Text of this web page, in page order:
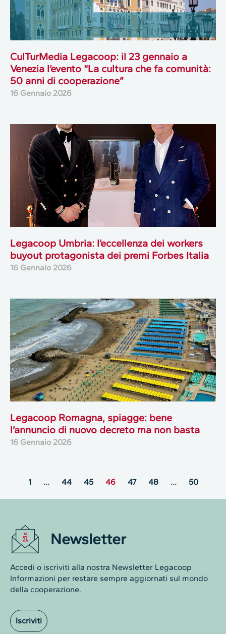
CulTurMedia Legacoop: il 23 gennaio a
Venezia l’evento “La cultura che fa comunità:
50 anni di cooperazione”
16 Gennaio 2026
Legacoop Umbria: l’eccellenza dei workers
buyout protagonista dei premi Forbes Italia
16 Gennaio 2026
Legacoop Romagna, spiagge: bene
l’annuncio di nuovo decreto ma non basta
16 Gennaio 2026
1 … 44 45 46 47 48 … 50
Newsletter
Accedi o iscriviti alla nostra Newsletter Legacoop
Informazioni per restare sempre aggiornati sul mondo
della cooperazione.
Iscriviti